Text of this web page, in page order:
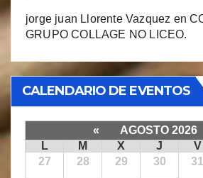
jorge juan Llorente Vazquez en
GRUPO COLLAGE NO LICEO.
CALENDARIO DE EVENTOS
« AGOSTO 2026
L
M X J V
27
28 29 30 31